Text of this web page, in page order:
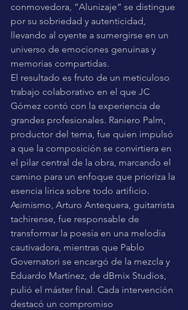
conmovedora, “Alunizaje” se distingue
por su sobriedad y autenticidad,
llevando al oyente a sumergirse en un
universo de emociones genuinas y
memorias compartidas.
El resultado es fruto de un meticuloso
trabajo colaborativo en el que JC
Gómez contó con la experiencia de
grandes profesionales. Raniero Palm,
productor del tema, fue quien impulsó
a que la composición se convirtiera en
el pilar central de la obra, marcando el
camino para un enfoque que prioriza la
esencia lírica sobre todo artificio.
Asimismo, Arturo Antequera, guitarrista
tachirense, fue responsable de
transformar la poesía en una melodía
cautivadora, mientras que Pablo
Governatori se encargó de la mezcla y
Eduardo Martínez, de dBmix Studios,
pulió el máster final. Cada intervención
destacó un compromiso